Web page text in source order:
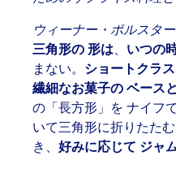
ウィーナー・ポルスタ
三角形の形は、 いつの
まない。 ショートクラ
繊細なお菓子のベースと
の 「長方形」を ナイフ
いて三角形に折りたた
き、 好みに応じて ジャ